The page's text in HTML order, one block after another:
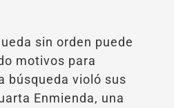
sin orden puede
motivos para
búsqueda violó sus
Enmienda, una